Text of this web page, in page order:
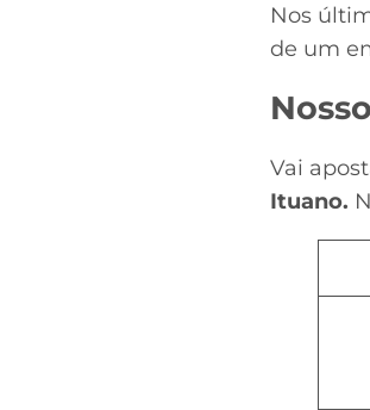
Nos
de um
Vai
Ituano.